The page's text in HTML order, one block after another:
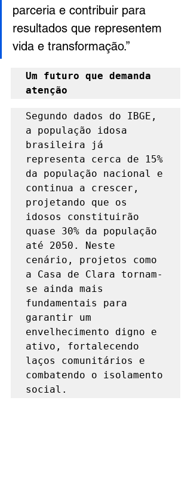
parceria e contribuir para
resultados que representem
vida e transformação.”
Um futuro que demanda
atenção
Segundo dados do IBGE,
a população idosa
brasileira já
representa cerca de 15%
da população nacional e
continua a crescer,
projetando que os
idosos constituirão
quase 30% da população
até 2050. Neste
cenário, projetos como
a Casa de Clara tornam-
se ainda mais
fundamentais para
garantir um
envelhecimento digno e
ativo, fortalecendo
laços comunitários e
combatendo o isolamento
social.